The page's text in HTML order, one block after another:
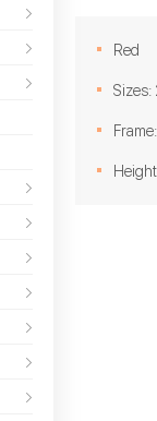
Red
Sizes: